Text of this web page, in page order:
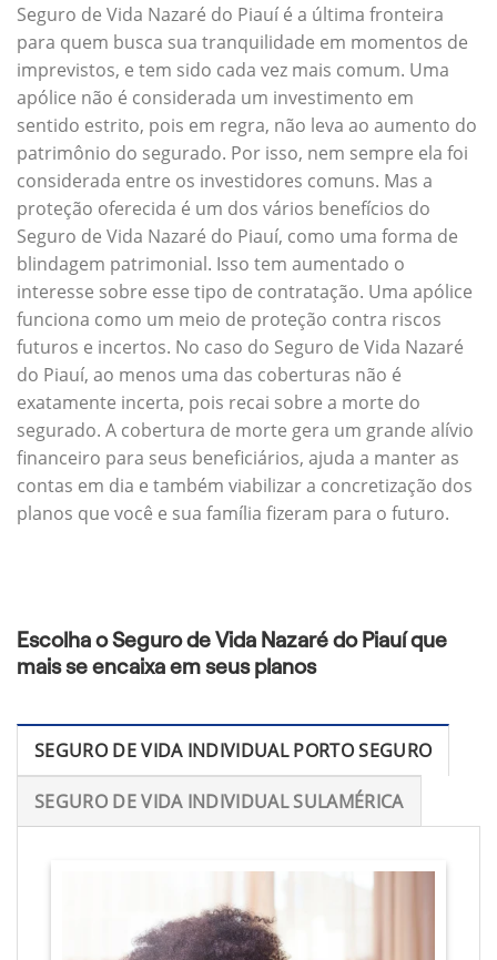
Seguro de Vida Nazaré do Piauí é a última fronteira
para quem busca sua tranquilidade em momentos de
imprevistos, e tem sido cada vez mais comum. Uma
apólice não é considerada um investimento em
sentido estrito, pois em regra, não leva ao aumento do
patrimônio do segurado. Por isso, nem sempre ela foi
considerada entre os investidores comuns. Mas a
proteção oferecida é um dos vários benefícios do
Seguro de Vida Nazaré do Piauí, como uma forma de
blindagem patrimonial. Isso tem aumentado o
interesse sobre esse tipo de contratação. Uma apólice
funciona como um meio de proteção contra riscos
futuros e incertos. No caso do Seguro de Vida Nazaré
do Piauí, ao menos uma das coberturas não é
exatamente incerta, pois recai sobre a morte do
segurado. A cobertura de morte gera um grande alívio
financeiro para seus beneficiários, ajuda a manter as
contas em dia e também viabilizar a concretização dos
planos que você e sua família fizeram para o futuro.
Escolha o Seguro de Vida Nazaré do Piauí que
mais se encaixa em seus planos
SEGURO DE VIDA INDIVIDUAL PORTO SEGURO
SEGURO DE VIDA INDIVIDUAL SULAMÉRICA